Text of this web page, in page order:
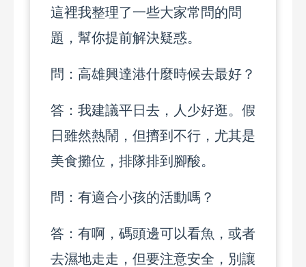
這裡我整理了一些大家常問的問
題，幫你提前解決疑惑。
問：高雄興達港什麼時候去最好？
答：我建議平日去，人少好逛。假
日雖然熱鬧，但擠到不行，尤其是
美食攤位，排隊排到腳酸。
問：有適合小孩的活動嗎？
答：有啊，碼頭邊可以看魚，或者
去濕地走走，但要注意安全，別讓